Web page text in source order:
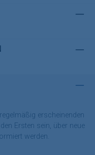
erscheinenden
Ersten sein, über neue
werden.